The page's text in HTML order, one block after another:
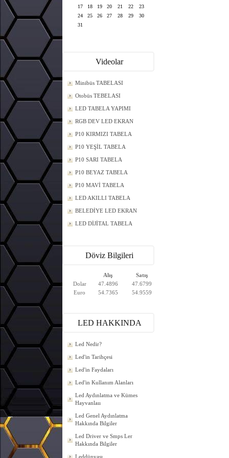
17 18 19 20 21 22
23
24
25 26 27 28 29
30
31
Videolar
Minibüs TABELASI
Otobüs TEBELASI
LED TABELA YAPIMI
RGB DEV LED EKRAN
P10 KIRMIZI TABELA
P10 YEŞİL TABELA
P10 SARI TABELA
P10 BEYAZ TABELA
P10 MAVİ TABELA
LED AKILLI TABELA
BELEDİYE LED EKRAN
LED DİJİTAL TABELA
Döviz Bilgileri
Alış
Satış
Dolar
47.4896
47.6799
Euro
54.7365 54.9559
LED HAKKINDA
Led Nedir?
Led'in Tarihçesi
Led'in Faydaları
Led'in Kullanım Alanları
Led Aydınlatma ve Kümes
Hayvanlaıı
Led Genel Aydınlatma
Hakkında Bilgiler
Led Driver ve Smps Ler
Hakkında Bilgiler
Leddünyası